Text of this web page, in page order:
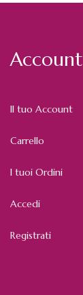
Account
Il tuo Account
Carrello
I tuoi Ordini
Accedi
Registrati